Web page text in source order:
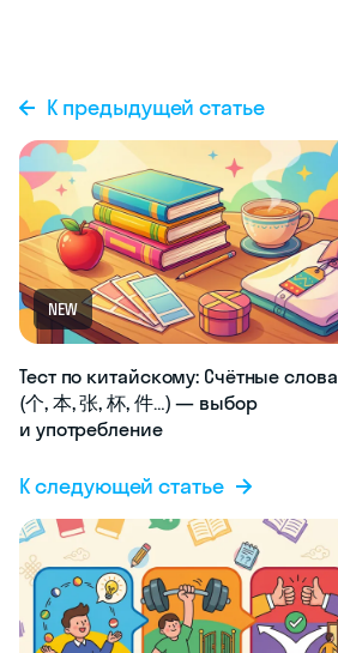
К предыдущей статье
NEW
Тест по китайскому: Счётные слова
(个, 本, 张, 杯, 件…) — выбор
и употребление
К следующей статье